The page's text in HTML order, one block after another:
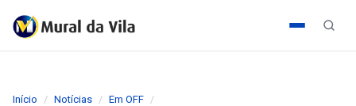
Início Notícias
Em OFF